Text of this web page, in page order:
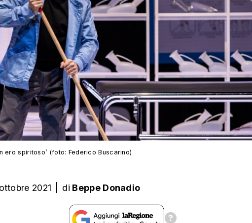
ero spiritoso’ (foto: Federico Buscarino)
2021 di Beppe Donadio